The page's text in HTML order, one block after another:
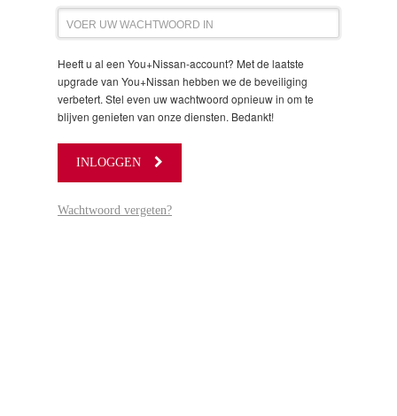
Heeft u al een You+Nissan-account? Met de laatste
upgrade van You+Nissan hebben we de beveiliging
verbetert. Stel even uw wachtwoord opnieuw in om te
blijven genieten van onze diensten. Bedankt!
INLOGGEN
Wachtwoord vergeten?